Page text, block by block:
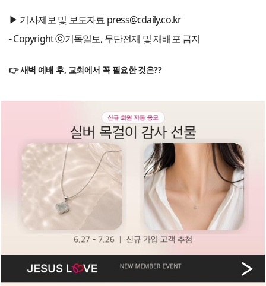
▶ 기사제보 및 보도자료 press@cdaily.co.kr
- Copyright ⓒ기독일보, 무단전재 및 재배포 금지
👉 새벽 예배 후, 교회에서 꼭 필요한 것은??